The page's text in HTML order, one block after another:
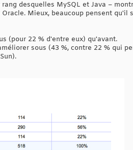
desquelles MySQL et Java –
Mieux, beaucoup pensent qu'il
(pour 22 % d'entre eux) qu'avant.
sous (43 %, contre 22 % qui